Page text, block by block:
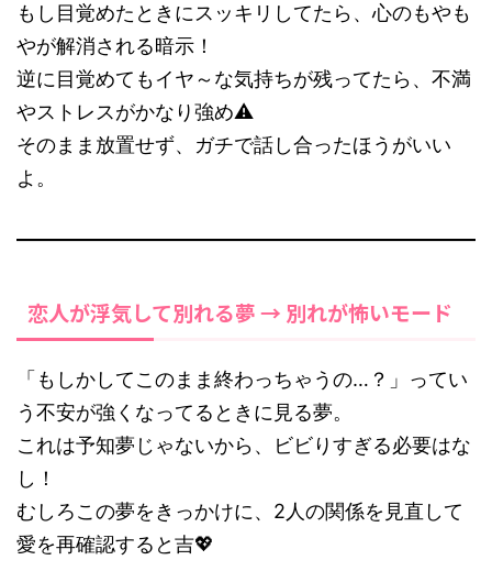
もし目覚めたときにスッキリしてたら、心のもやも
やが解消される暗示！
逆に目覚めてもイヤ～な気持ちが残ってたら、不満
やストレスがかなり強め⚠️
そのまま放置せず、ガチで話し合ったほうがいい
よ。
恋人が浮気して別れる夢 → 別れが怖いモード
「もしかしてこのまま終わっちゃうの…？」ってい
う不安が強くなってるときに見る夢。
これは予知夢じゃないから、ビビりすぎる必要はな
し！
むしろこの夢をきっかけに、2人の関係を見直して
愛を再確認すると吉💖